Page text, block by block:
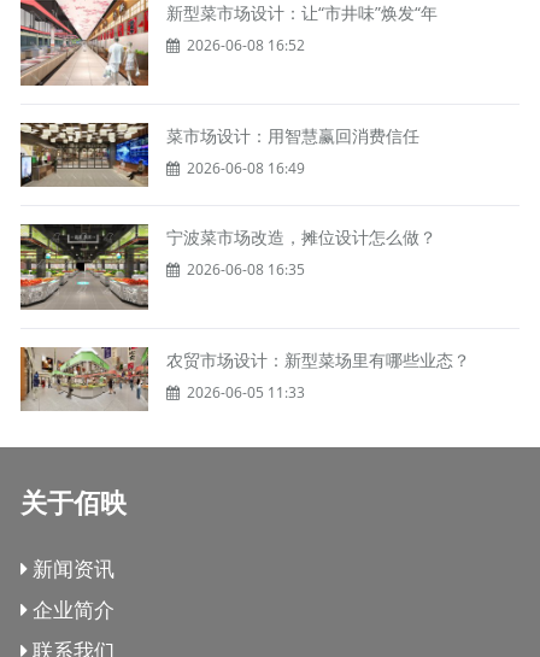
新型菜市场设计：让“市井味”焕发“年
2026-06-08 16:52
菜市场设计：用智慧赢回消费信任
2026-06-08 16:49
宁波菜市场改造，摊位设计怎么做？
2026-06-08 16:35
农贸市场设计：新型菜场里有哪些业态？
2026-06-05 11:33
关于佰映
新闻资讯
企业简介
联系我们